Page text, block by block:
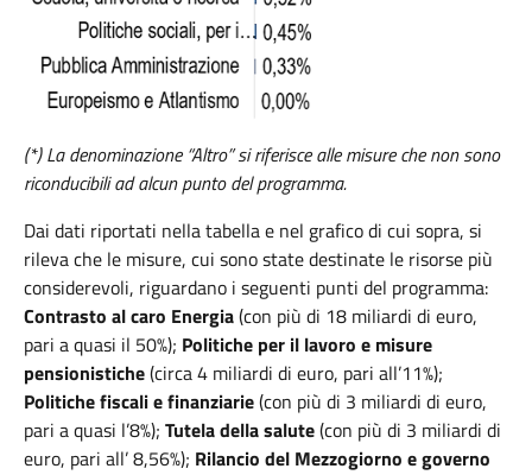
(*) La denominazione “Altro” si riferisce alle misure che non sono
riconducibili ad alcun punto del programma.
Dai dati riportati nella tabella e nel grafico di cui sopra, si
rileva che le misure, cui sono state destinate le risorse più
considerevoli, riguardano i seguenti punti del programma:
Contrasto al caro Energia(con più di 18 miliardi di euro,
pari a quasi il 50%); Politiche per il lavoro e misure
pensionistiche(circa 4 miliardi di euro, pari all’11%);
Politiche fiscali e finanziarie(con più di 3 miliardi di euro,
pari a quasi l’8%); Tutela della salute(con più di 3 miliardi di
euro, pari all’ 8,56%); Rilancio del Mezzogiorno e governo